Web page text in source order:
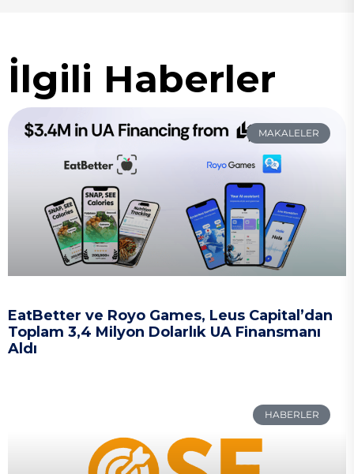
İlgili Haberler
MAKALELER
EatBetter ve Royo Games, Leus Capital’dan
Toplam 3,4 Milyon Dolarlık UA Finansmanı
Aldı
HABERLER